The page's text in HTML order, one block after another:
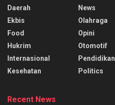
Daerah
Ekbis
Food
Hukrim
Internasional
Kesehatan
News
Olahraga
Opini
Otomotif
Pendidikan
Politics
Recent News